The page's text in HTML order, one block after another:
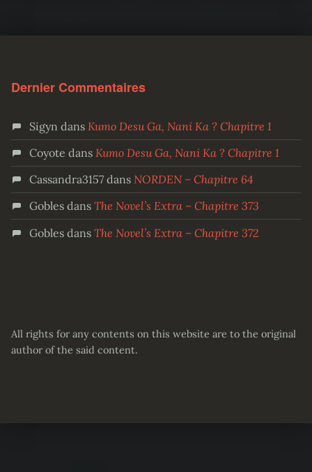
Dernier Commentaires
Sigyn dans Kumo Desu Ga, Nani Ka ? Chapitre 1
Coyote dans Kumo Desu Ga, Nani Ka ? Chapitre 1
Cassandra3157dans NORDEN – Chapitre 64
Goblesdans The Novel’s Extra – Chapitre 373
Goblesdans The Novel’s Extra – Chapitre 372
All rights for any contents on this website are to the original
author of the said content.